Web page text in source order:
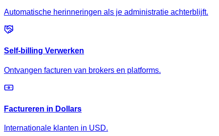
Automatische herinneringen als je administratie achterblijft.
Self-billing Verwerken
Ontvangen facturen van brokers en platforms.
Factureren in Dollars
Internationale klanten in USD.